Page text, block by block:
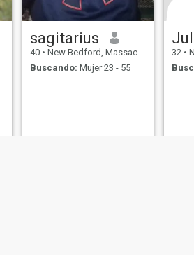
sagitarius
40 • New Bedford, Massachusetts, Estados Unidos
Buscando: Mujer 23 - 55
32 •